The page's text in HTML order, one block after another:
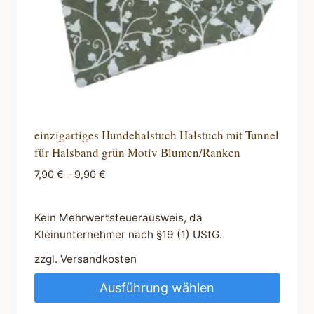
gewählt
werden
einzigartiges Hundehalstuch Halstuch mit Tunnel
für Halsband grün Motiv Blumen/Ranken
7,90 € – 9,90 €
Kein Mehrwertsteuerausweis, da
Kleinunternehmer nach §19 (1) UStG.
zzgl. Versandkosten
Ausführung wählen